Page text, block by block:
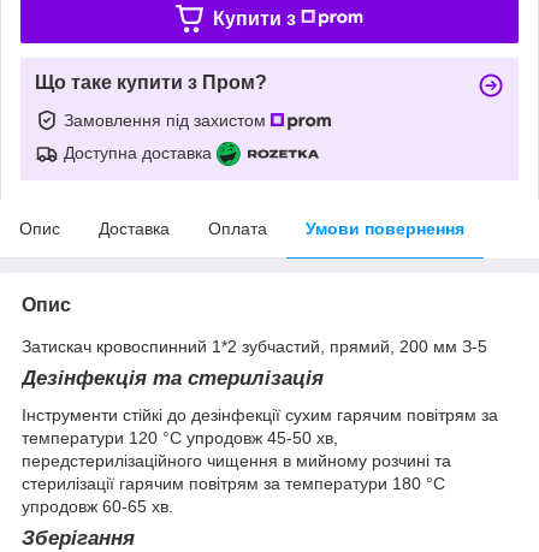
Купити з
Що таке купити з Пром?
Замовлення під захистом
Доступна доставка
Опис Доставка Оплата Умови повернення
Опис
Затискач кровоспинний 1*2 зубчастий, прямий, 200 мм З-5
Дезінфекція та стерилізація
Інструменти стійкі до дезінфекції сухим гарячим повітрям за
температури 120 °C упродовж 45-50 хв,
передстерилізаційного чищення в мийному розчині та
стерилізації гарячим повітрям за температури 180 °C
упродовж 60-65 хв.
Зберігання